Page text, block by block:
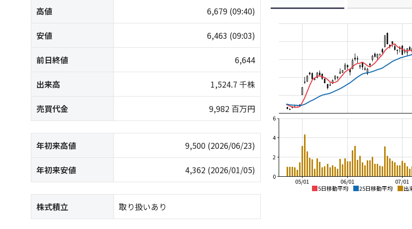
高値 6,679 (09:40)
安値 6,463 (09:03)
前日終値 6,644
出来高 1,524.7 千株
売買代金 9,982 百万円
年初来高値 9,500 (2026/06/23)
年初来安値 4,362 (2026/01/05)
株式積立 取り扱いあり
5日移動平均 25日移動平均 出
07/01
06/01
05/01
0
2
4
6